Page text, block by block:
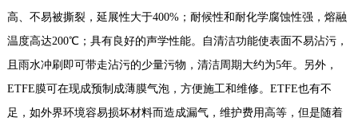
高、不易被撕裂，延展性大于400%；耐候性和耐化学腐蚀性强，熔融
温度高达200℃；具有良好的声学性能。自清洁功能使表面不易沾污，
且雨水冲刷即可带走沾污的少量污物，清洁周期大约为5年。另外，
ETFE膜可在现成预制成薄膜气泡，方便施工和维修。ETFE也有不
足，如外界环境容易损坏材料而造成漏气，维护费用高等，但是随着